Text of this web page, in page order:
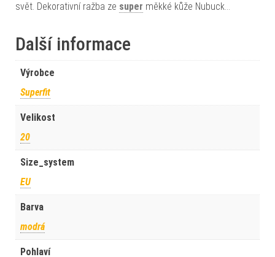
svět. Dekorativní ražba ze super měkké kůže Nubuck…
Další informace
Výrobce
Superfit
Velikost
20
Size_system
EU
Barva
modrá
Pohlaví